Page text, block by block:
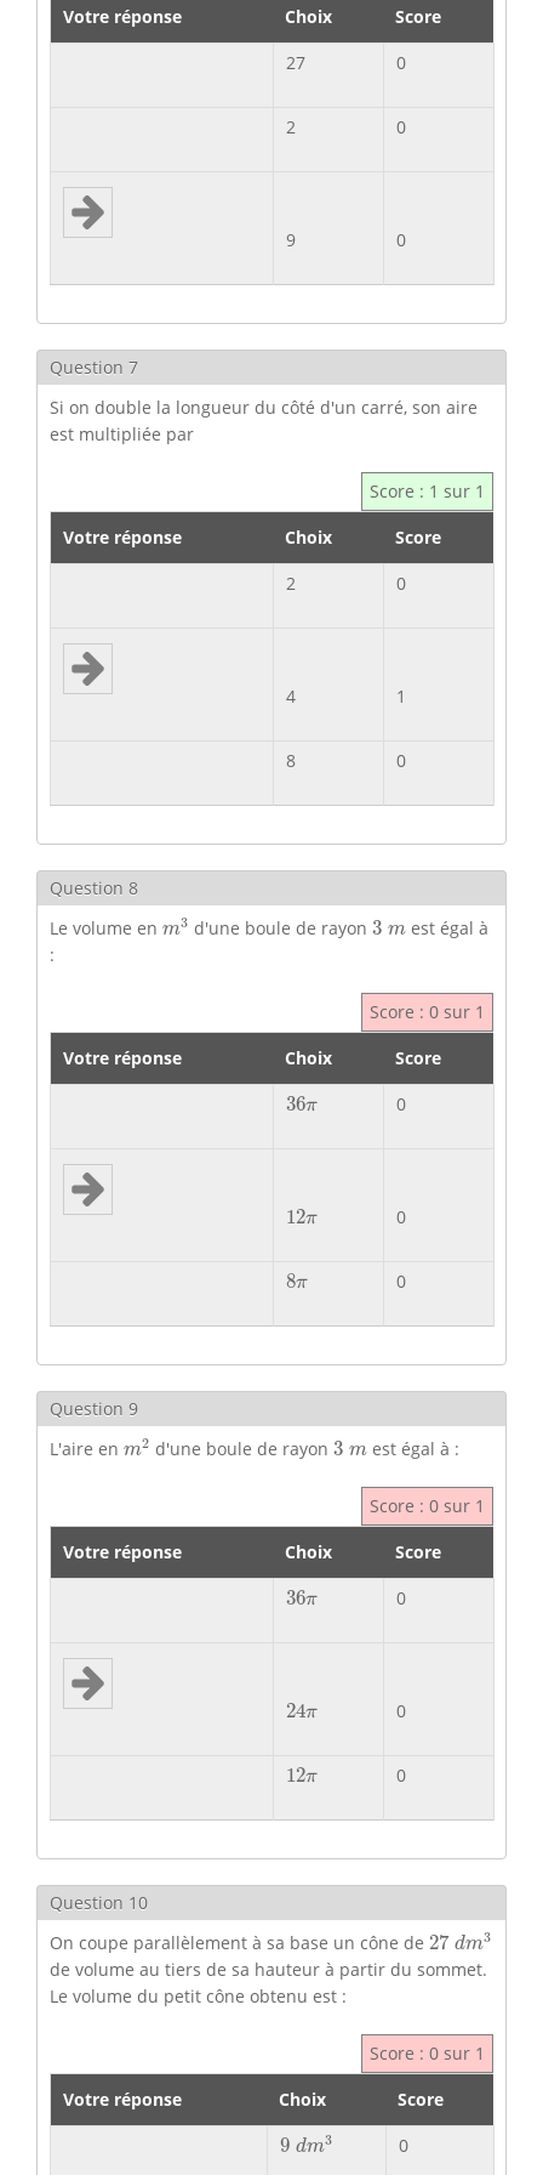
Votre réponse Choix
Score
27
0
2 0
9 0
Question 7
Si on double la longueur du côté d'un carré, son aire
est multipliée par
Score : 1 sur 1
Votre réponse
Choix
Score
2
0
4 1
8 0
Question 8
Le volume en m3
3 d'une boule de rayon 3 m
3 mest égal à
:
Score : 0 sur 1
Votre réponse
Choix Score
36π
36π 0
12π
12π 0
8π
8π 0
Question 9
L'aire en m2
m2 d'une boule de rayon 3 m
3 mest égal à :
Score : 0 sur 1
Votre réponse
Choix Score
36π
36π 0
24π
24π 0
12π
12π 0
Question 10
On coupe parallèlement à sa base un cône de 27 dm3
27 d 3
de volume au tiers de sa hauteur à partir du sommet.
Le volume du petit cône obtenu est :
Score : 0 sur 1
Votre réponse
Choix Score
9 dm3
9dm3 0